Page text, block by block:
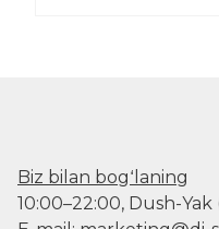
Biz bilan bogʻlaning
10:00–22:00, Dush-